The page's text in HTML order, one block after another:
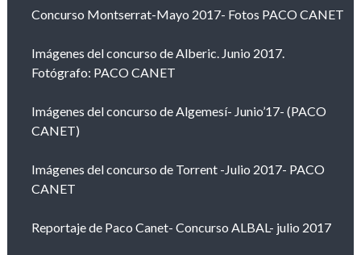
Concurso Montserrat-Mayo 2017- Fotos PACO CANET
Imágenes del concurso de Alberic. Junio 2017.
Fotógrafo: PACO CANET
Imágenes del concurso de Algemesí- Junio’17- (PACO
CANET)
Imágenes del concurso de Torrent -Julio 2017- PACO
CANET
Reportaje de Paco Canet- Concurso ALBAL- julio 2017